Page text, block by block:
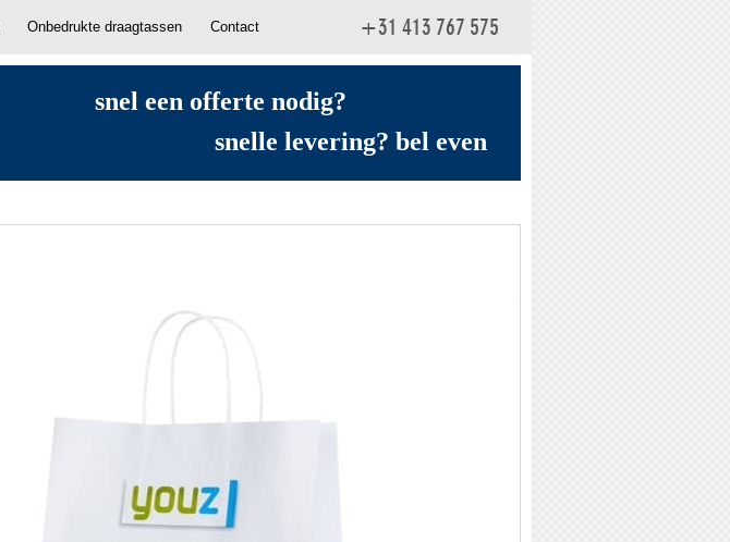
Onbedrukte draagtassen Contact +31 413 767 575
snel een offerte nodig?
snelle levering? bel even